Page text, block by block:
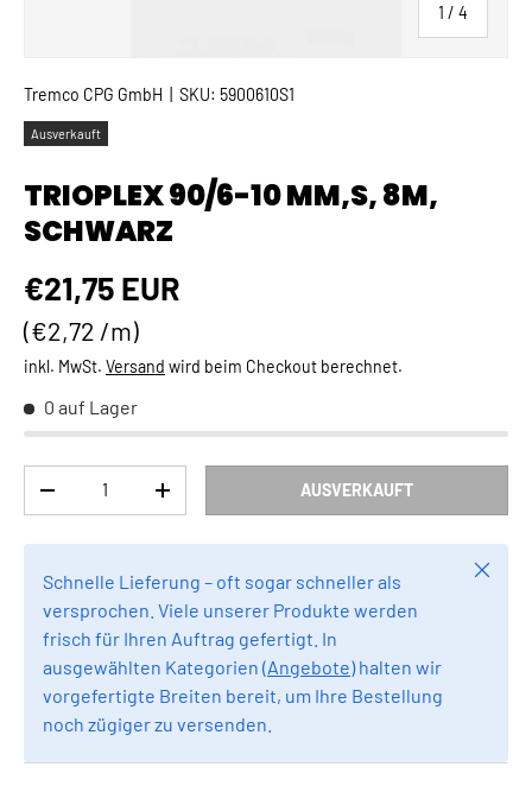
1 / von
4
Tremco CPG GmbH SKU: 5900610S1
Ausverkauft
TRIOPLEX 90/6-10 MM,S, 8M,
SCHWARZ
Normaler Preis
€21,75 EUR
Grundpreis
€2,72 /m
inkl. MwSt. Versand wird beim Checkout berechnet.
0 auf Lager
MENGE VERRINGERNMENGE ERHÖHEN AUSVERKAUFT
Schnelle Lieferung – oft sogar schneller als
versprochen. Viele unserer Produkte werden
frisch für Ihren Auftrag gefertigt. In
ausgewählten Kategorien (Angebote) halten wir
vorgefertigte Breiten bereit, um Ihre Bestellung
noch zügiger zu versenden.